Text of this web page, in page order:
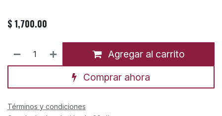
$ 1,700.00
Agregar al carrito
Comprar ahora
Términos y condiciones